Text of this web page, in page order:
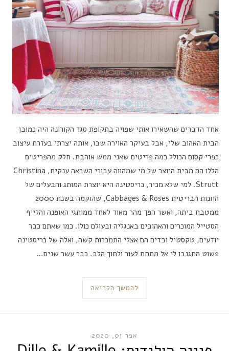
אחד הדברים שהשאירו אותי שפויה בתקופת סגר הקורונה היה כמובן
הבית האהוב שלי, אבל בעיקר האוירה שבו, אותה יצרתי בעזרת עיצוב
כפרי קסום הכולל כמה פריטים שאני ממש אוהבת. חלק מהפריטים
הללו הם מבית היוצר של מי שמהווה עבורי השראה ענקית, Christina
Strutt. למי שלא מכיר, כריסטינה היא יוצרת המותג והבעלים של
החנות הבריטית Cabbages & Roses, שהוקמה בשנת 2000
ממטבח ביתה, ואשר הפך מהר מאוד לאחד ממותגי האופנה והלייף
הסטייל המוכרים והאהובים באנגליה ובעולם כולו. כמו שאתם כבר
יודעים, טקסטיל ובדים הם אצלי התמכרות קשה, ואלה של כריסטינה
פשוט התגנבו לי אל מתחת לעור ולתוך הלב. כבר עשר שנים…
להמשך הקריאה
אפר 01, 2020